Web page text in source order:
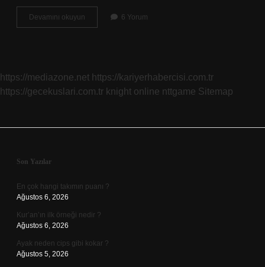
Devamını okuyun Bebeklere
Ilk
6 Yorum
https://mediazone.net https://kariyerhabercisi.com.tr
https://gecekuslari.com.tr knight online nttgame Sitemap
Sidebar
Son Yazılar
En çok hangi takımın puanı ?
Ağustos 6, 2026
Kur’an’ın ilk örneği nedir ?
Ağustos 6, 2026
Ayak neden cips gibi kokar ?
Ağustos 5, 2026